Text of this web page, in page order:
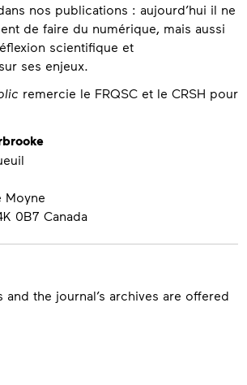
nos publications : aujourd’hui il ne
de faire du numérique, mais aussi
scientifique et
ses enjeux.
remercie le FRQSC et le CRSH pour
Moyne
0B7 Canada
and the journal’s archives are offered